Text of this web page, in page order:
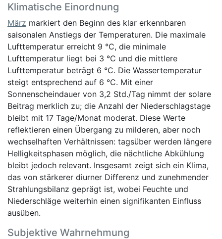
Klimatische Einordnung
März markiert den Beginn des klar erkennbaren
saisonalen Anstiegs der Temperaturen. Die maximale
Lufttemperatur erreicht 9 °C, die minimale
Lufttemperatur liegt bei 3 °C und die mittlere
Lufttemperatur beträgt 6 °C. Die Wassertemperatur
steigt entsprechend auf 6 °C. Mit einer
Sonnenscheindauer von 3,2 Std./Tag nimmt der solare
Beitrag merklich zu; die Anzahl der Niederschlagstage
bleibt mit 17 Tage/Monat moderat. Diese Werte
reflektieren einen Übergang zu milderen, aber noch
wechselhaften Verhältnissen: tagsüber werden längere
Helligkeitsphasen möglich, die nächtliche Abkühlung
bleibt jedoch relevant. Insgesamt zeigt sich ein Klima,
das von stärkerer diurner Differenz und zunehmender
Strahlungsbilanz geprägt ist, wobei Feuchte und
Niederschläge weiterhin einen signifikanten Einfluss
ausüben.
Subjektive Wahrnehmung